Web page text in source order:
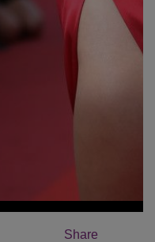
Share